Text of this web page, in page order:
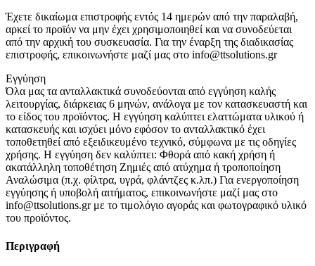
Έχετε δικαίωμα επιστροφής εντός 14 ημερών από την παραλαβή,
αρκεί το προϊόν να μην έχει χρησιμοποιηθεί και να συνοδεύεται
από την αρχική του συσκευασία. Για την έναρξη της διαδικασίας
επιστροφής, επικοινωνήστε μαζί μας στο info@ttsolutions.gr
Εγγύηση
Όλα μας τα ανταλλακτικά συνοδεύονται από εγγύηση καλής
λειτουργίας, διάρκειας 6 μηνών, ανάλογα με τον κατασκευαστή και
το είδος του προϊόντος. Η εγγύηση καλύπτει ελαττώματα υλικού ή
κατασκευής και ισχύει μόνο εφόσον το ανταλλακτικό έχει
τοποθετηθεί από εξειδικευμένο τεχνικό, σύμφωνα με τις οδηγίες
χρήσης. Η εγγύηση δεν καλύπτει: Φθορά από κακή χρήση ή
ακατάλληλη τοποθέτηση Ζημιές από ατύχημα ή τροποποίηση
Αναλώσιμα (π.χ. φίλτρα, υγρά, φλάντζες κ.λπ.) Για ενεργοποίηση
εγγύησης ή υποβολή αιτήματος, επικοινωνήστε μαζί μας στο
info@ttsolutions.gr με το τιμολόγιο αγοράς και φωτογραφικό υλικό
του προϊόντος.
Περιγραφή